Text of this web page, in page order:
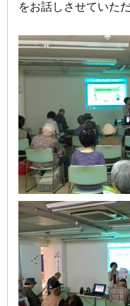
をお話しさせていた